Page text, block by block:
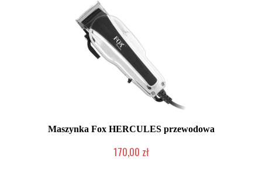
Maszynka Fox HERCULES przewodowa
170,00 zł